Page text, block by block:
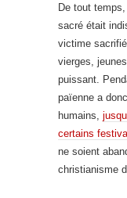
De tout
sacré était
victime
vierges,
puissant.
païenne a
humains,
certains
ne soient
christianisme